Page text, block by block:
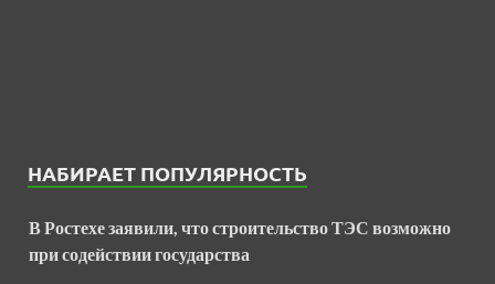
НАБИРАЕТ ПОПУЛЯРНОСТЬ
В Ростехе заявили, что строительство ТЭС возможно
при содействии государства